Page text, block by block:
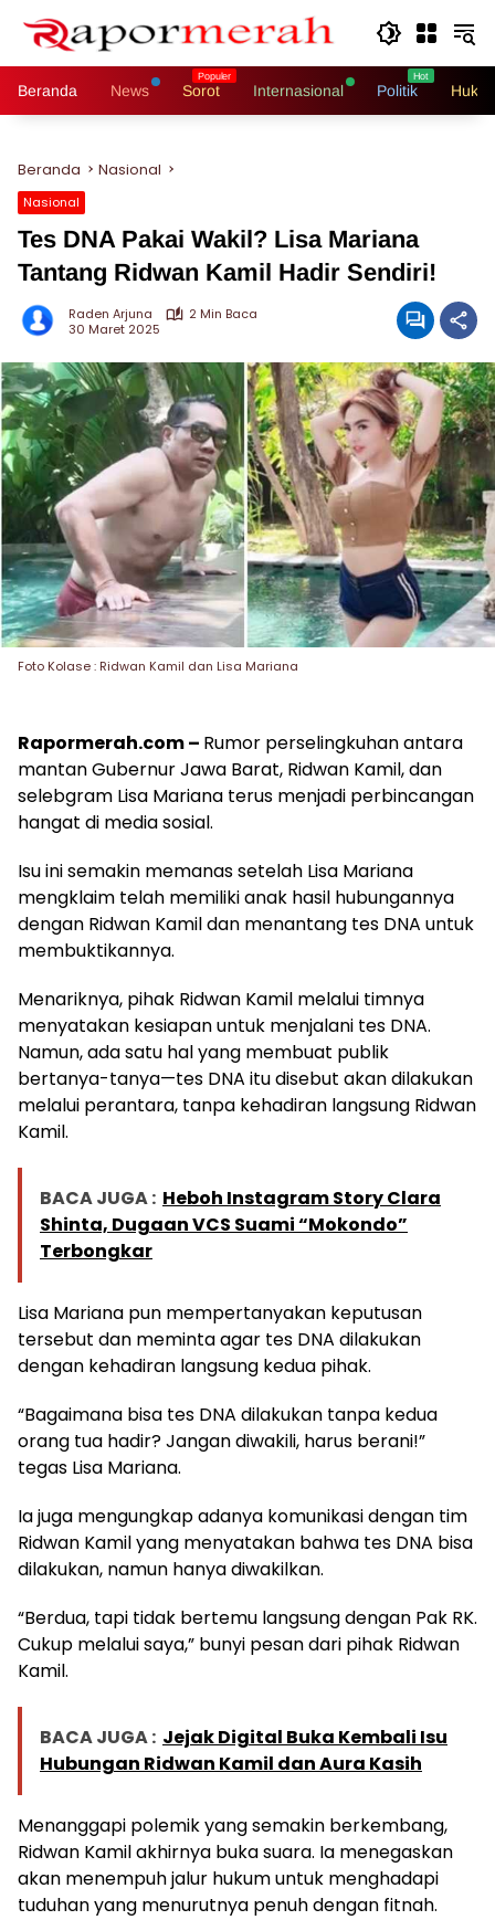
Beranda News Sorot Internasional Politik
Beranda Nasional
Nasional
Tes DNA Pakai Wakil? Lisa Mariana
Tantang Ridwan Kamil Hadir Sendiri!
Raden Arjuna
2 Min Baca
30 Maret 2025
Foto Kolase : Ridwan Kamil dan Lisa Mariana
Rapormerah.com – Rumor perselingkuhan antara
mantan Gubernur Jawa Barat, Ridwan Kamil, dan
selebgram Lisa Mariana terus menjadi perbincangan
hangat di media sosial.
Isu ini semakin memanas setelah Lisa Mariana
mengklaim telah memiliki anak hasil hubungannya
dengan Ridwan Kamil dan menantang tes DNA untuk
membuktikannya.
Menariknya, pihak Ridwan Kamil melalui timnya
menyatakan kesiapan untuk menjalani tes DNA.
Namun, ada satu hal yang membuat publik
bertanya-tanya—tes DNA itu disebut akan dilakukan
melalui perantara, tanpa kehadiran langsung Ridwan
Kamil.
BACA JUGA : Heboh Instagram Story Clara
Shinta, Dugaan VCS Suami “Mokondo”
Terbongkar
Lisa Mariana pun mempertanyakan keputusan
tersebut dan meminta agar tes DNA dilakukan
dengan kehadiran langsung kedua pihak.
“Bagaimana bisa tes DNA dilakukan tanpa kedua
orang tua hadir? Jangan diwakili, harus berani!”
tegas Lisa Mariana.
Ia juga mengungkap adanya komunikasi dengan tim
Ridwan Kamil yang menyatakan bahwa tes DNA bisa
dilakukan, namun hanya diwakilkan.
“Berdua, tapi tidak bertemu langsung dengan Pak RK.
Cukup melalui saya,” bunyi pesan dari pihak Ridwan
Kamil.
BACA JUGA : Jejak Digital Buka Kembali Isu
Hubungan Ridwan Kamil dan Aura Kasih
Menanggapi polemik yang semakin berkembang,
Ridwan Kamil akhirnya buka suara. Ia menegaskan
akan menempuh jalur hukum untuk menghadapi
tuduhan yang menurutnya penuh dengan fitnah.